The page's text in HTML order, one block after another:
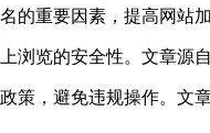
重要因素，提高网站
浏览的安全性。 文章源
策，避免违规操作。 文